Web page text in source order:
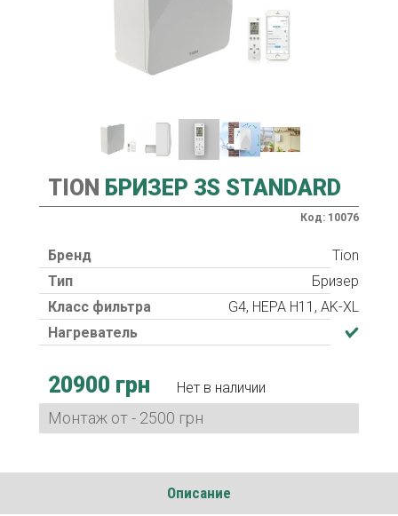
TION БРИЗЕР 3S STANDARD
Код: 10076
Бренд
Tion
Тип
Бризер
Класс фильтра
G4, HEPA H11, AK-XL
Нагреватель
20900 грн Нет в наличии
Монтаж от - 2500 грн
Описание